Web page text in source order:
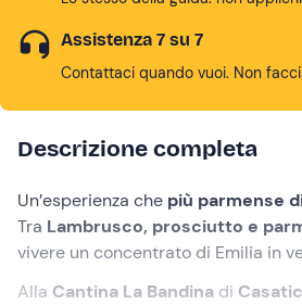
Assistenza 7 su 7
Contattaci quando vuoi. Non
Descrizione completa
Un’esperienza che più parmense
Tra Lambrusco, prosciutto e
vivere un concentrato di Emilia in
Alla Cantina La Bandina di